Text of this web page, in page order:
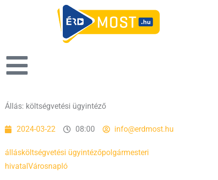
Állás: költségvetési ügyintéző
2024-03-22 08:00 info@erdmost.hu
állásköltségvetési ügyintézőpolgármesteri
hivatal Városnapló